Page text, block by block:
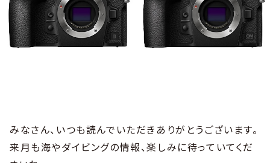
みなさん、いつも読んでいただきありがとうございます。
来月も海やダイビングの情報、楽しみに待っていてくだ